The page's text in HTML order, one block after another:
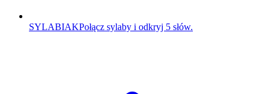
SYLABIAKPołącz sylaby i odkryj 5 słów.